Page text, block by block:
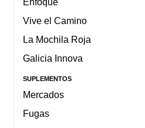
Vive el Camino
La Mochila Roja
Galicia Innova
SUPLEMENTOS
Mercados
Fugas